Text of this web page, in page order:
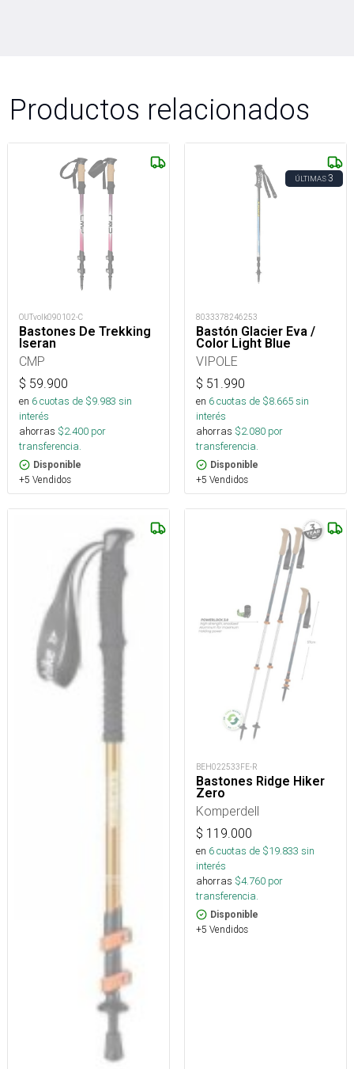
Productos relacionados
OUTvolk090102-C
Bastones De Trekking
Iseran
CMP
$ 59.900
en 6cuotas de $9.983 sin
interés
ahorras $2.400 por
transferencia.
Disponible
+5 Vendidos
ÚLTIMAS3
8033378246253
Bastón Glacier Eva /
Color Light Blue
VIPOLE
$ 51.990
en 6cuotas de $8.665sin
interés
ahorras $2.080 por
transferencia.
Disponible
+5 Vendidos
BEH022533FE-R
Bastones Ridge Hiker
Zero
Komperdell
$ 119.000
en 6cuotas de $19.833 sin
interés
ahorras $4.760 por
transferencia.
Disponible
+5 Vendidos